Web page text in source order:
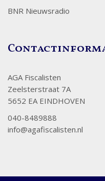
BNR Nieuwsradio
AGA Fiscalisten
Zeelsterstraat 7A
5652 EA EINDHOVEN
040-8489888
info@agafiscalisten.nl